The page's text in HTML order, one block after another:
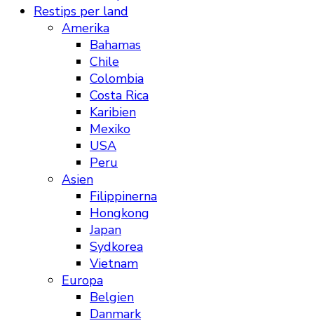
Restips per land
Amerika
Bahamas
Chile
Colombia
Costa Rica
Karibien
Mexiko
USA
Peru
Asien
Filippinerna
Hongkong
Japan
Sydkorea
Vietnam
Europa
Belgien
Danmark